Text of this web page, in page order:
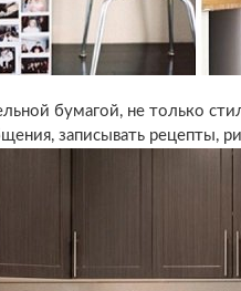
бумагой, не только
записывать рецепты,